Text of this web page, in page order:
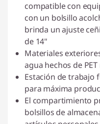
compatible con
con un bolsillo
brinda un ajuste
de 14"
Materiales
agua hechos de
Estación de trabajo
para máxima
El compartimiento
bolsillos de